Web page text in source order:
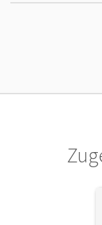
ein Jahr lang
Cornelsen Verlag